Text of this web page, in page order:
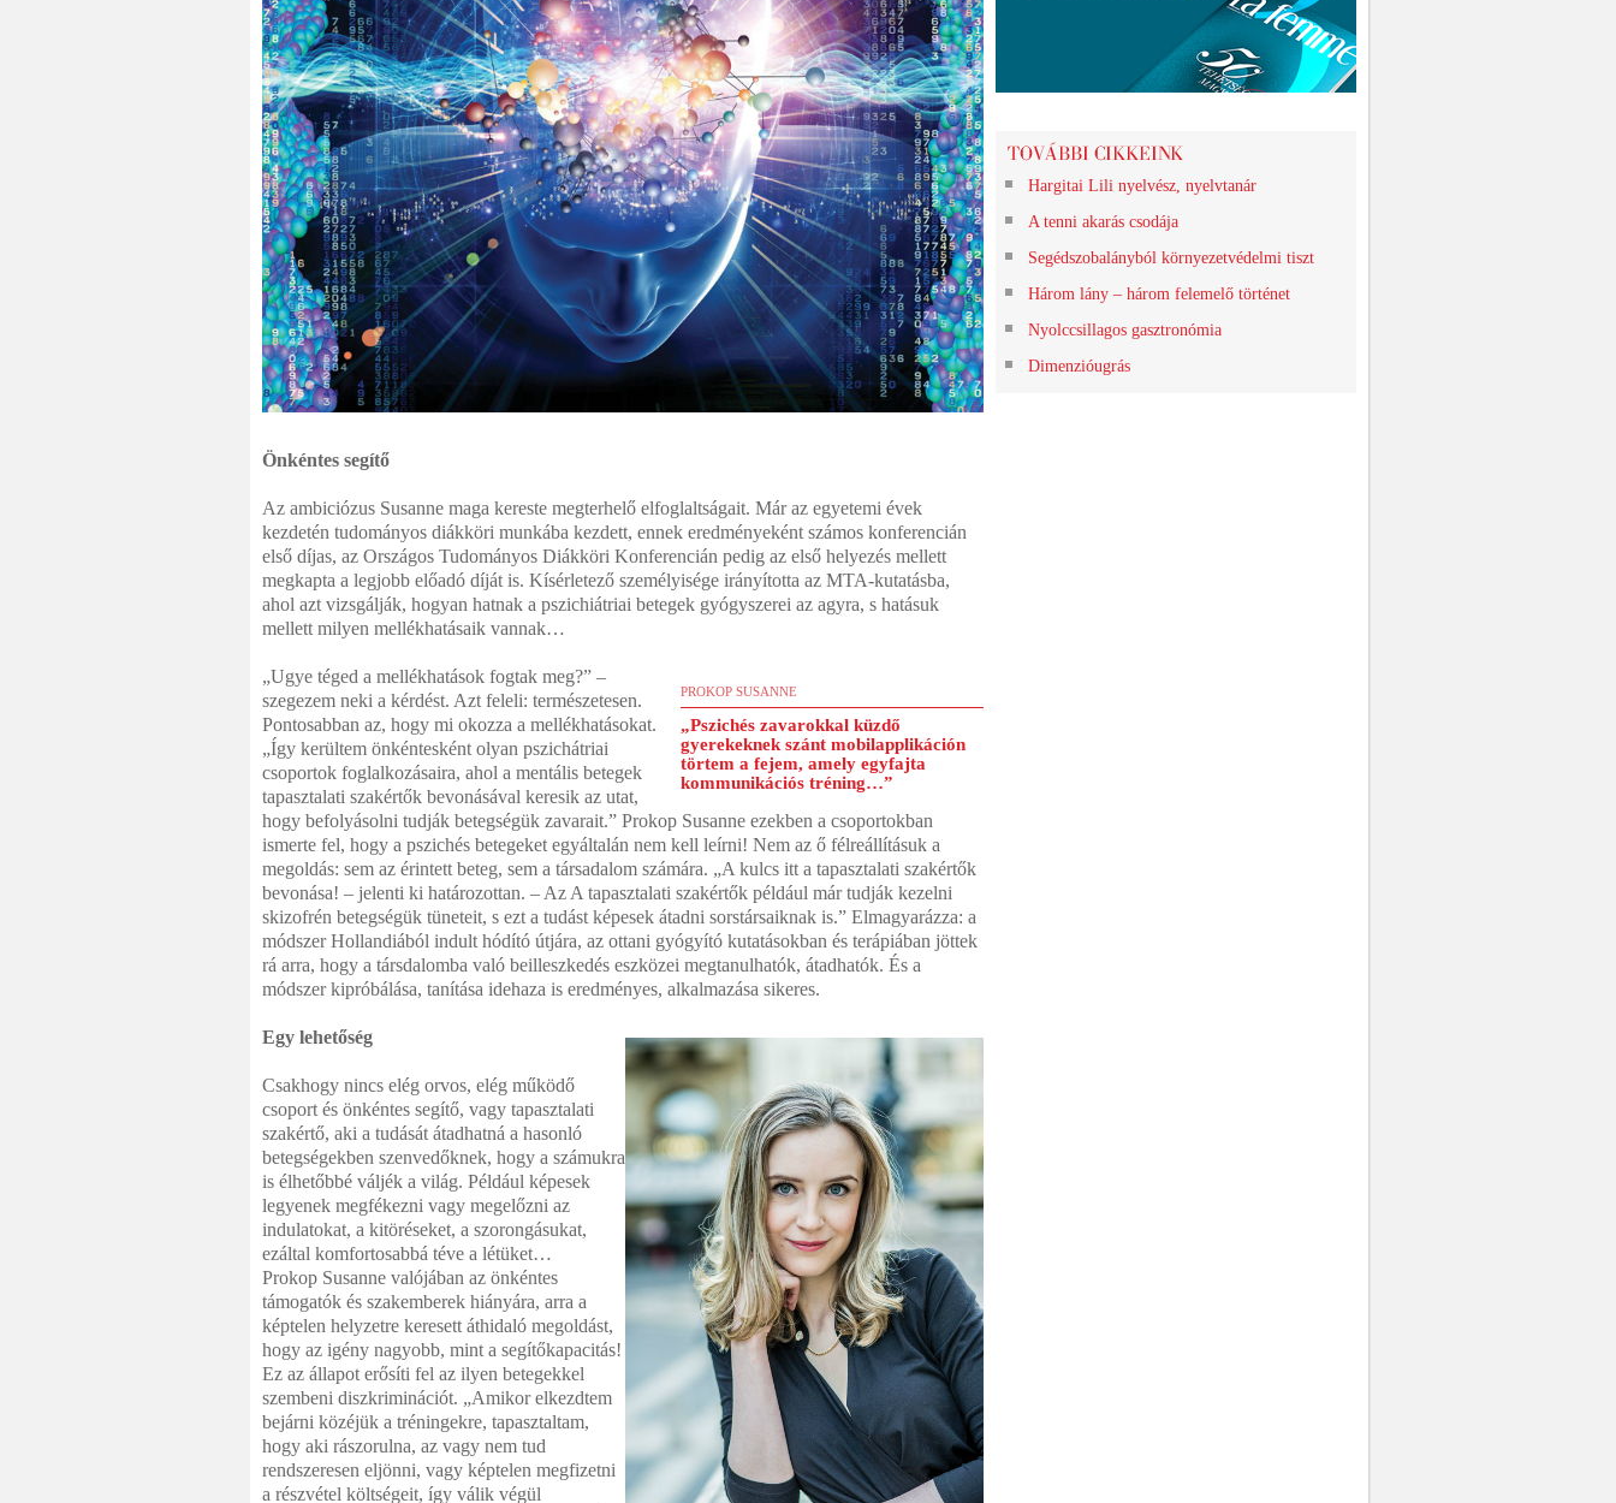
Önkéntes segítő
Az ambiciózus Susanne maga kereste megterhelő elfoglaltságait. Már az egyetemi évek
kezdetén tudományos diákköri munkába kezdett, ennek eredményeként számos konferencián
első díjas, az Or­szágos Tudományos Diákköri Konferencián pedig az első helyezés mellett
megkapta a legjobb előadó díját is. Kísérletező személyisége irányította az MTA-kutatásba,
ahol azt vizsgálják, hogyan hatnak a pszichiátriai betegek gyógyszerei az agyra, s hatásuk
mellett milyen mellékhatásaik vannak…
PROKOP SUSANNE
„Pszichés zavarokkal küzdő
gyerekeknek szánt mobilapplikáción
törtem a fejem, amely egyfajta
kommunikációs tréning…”
„Ugye téged a mellékhatások fogtak meg?” –
szegezem neki a kérdést. Azt feleli: természetesen.
Pontosabban az, hogy mi okozza a mellék­hatásokat.
„Így kerültem önkéntesként olyan pszi­chátriai
csoportok foglalkozásaira, ahol a mentális betegek
tapasztalati szakértők bevoná­sával keresik az utat,
hogy befolyásolni tudják betegségük zavarait.” Prokop Susanne ezekben a csoportokban
ismerte fel, hogy a pszichés betegeket egyáltalán nem kell leírni! Nem az ő félreállításuk a
megoldás: sem az érintett beteg, sem a társadalom számára. „A kulcs itt a tapasztalati szakértők
bevonása! – jelenti ki határozottan. – Az A tapasztalati szakértők például már tudják kezelni
skizofrén betegségük tüneteit, s ezt a tudást képesek átadni sorstársaiknak is.” Elmagyarázza: a
módszer Hollandiából indult hódító útjára, az ottani gyógyító kutatásokban és terápiában jöttek
rá arra, hogy a társdalomba való beilleszkedés eszközei megtanulhatók, átadhatók. És a
módszer kipróbálása, tanítása idehaza is eredményes, alkal­mazása sikeres.
Egy lehetőség
Csakhogy nincs elég orvos, elég működő
csoport és önkéntes segítő, vagy tapasztalati
szakértő, aki a tudását átadhatná a hasonló
betegségekben szenvedőknek, hogy a számukra
is élhetőbbé váljék a világ. Pél­dául képesek
legyenek megfékezni vagy megelőzni az
indulatokat, a kitöréseket, a szorongásukat,
ezáltal komfortosabbá téve a létüket…
Prokop Susanne valójában az önkéntes
támogatók és szakemberek hiányára, arra a
képtelen helyzetre keresett áthidaló megoldást,
hogy az igény nagyobb, mint a segítőkapacitás!
Ez az állapot erősíti fel az ilyen betegekkel
szembeni diszkriminációt. „Amikor elkezdtem
bejárni közéjük a tréningekre, tapasztaltam,
hogy aki rászorulna, az vagy nem tud
rendszeresen eljönni, vagy képtelen megfizetni
a részvétel költségeit, így válik végül
Hargitai Lili nyelvész, nyelvtanár
A tenni akarás csodája
Segédszobalányból környezetvédelmi tiszt
Három lány – három felemelő történet
Nyolccsillagos gasztronómia
Dimenzióugrás